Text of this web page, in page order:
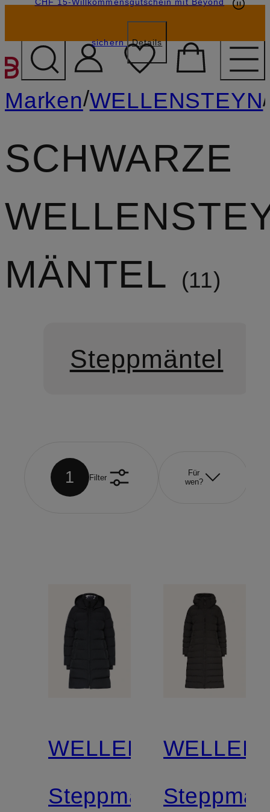
ZUM HAUPTINHALT
sichern Details
Marken/WELLENSTEYN/
SCHWARZE
MÄNTEL
11
Steppmäntel
1 Filter
Für
wen?
WELLENSTEYN
Steppmantel